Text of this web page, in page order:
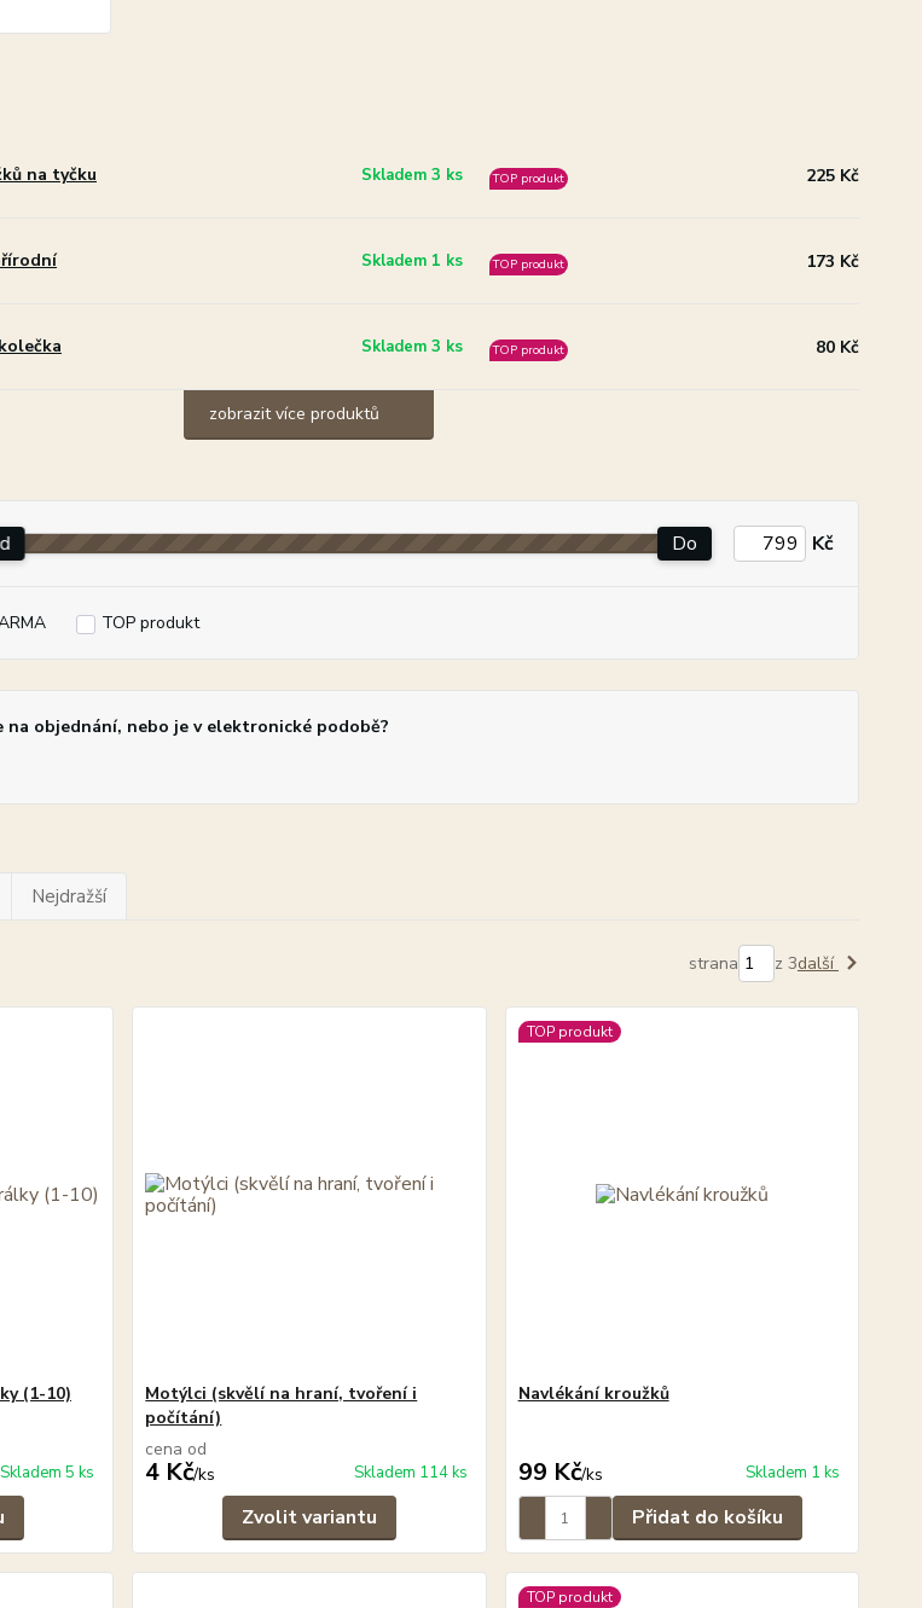
na tyčku Skladem 3 ks TOP produkt 225 Kč
Skladem 1 ks TOP produkt 173 Kč
Skladem 3 ks TOP produkt 80 Kč
zobrazit více produktů
Do Kč
TOP produkt
na objednání, nebo je v elektronické podobě?
Nejdražší
strana z 3další
(1-10)
Skladem 5 ks
Motýlci (skvělí na hraní, tvoření i
počítání)
cena od
4 Kč/ks Skladem 114 ks
Zvolit variantu
TOP produkt
Navlékání kroužků
99 Kč/ks Skladem 1 ks
Přidat do košíku
TOP produkt